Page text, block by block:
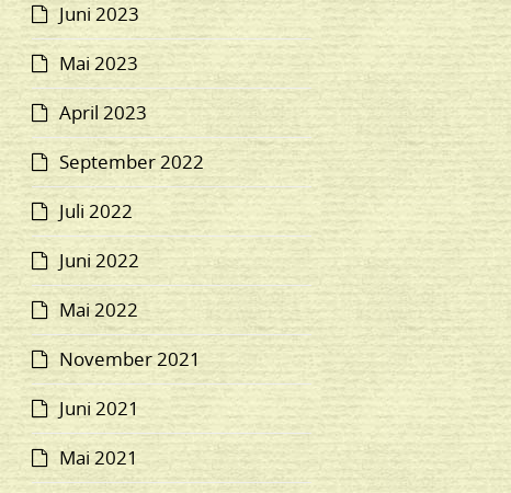
Juni 2023
Mai 2023
April 2023
September 2022
Juli 2022
Juni 2022
Mai 2022
November 2021
Juni 2021
Mai 2021